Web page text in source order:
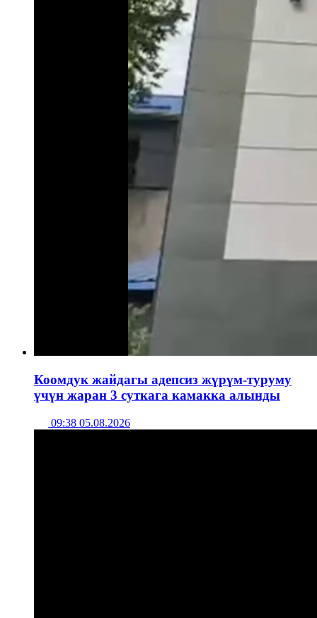
Коомдук жайдагы адепсиз жүрүм-туруму
үчүн жаран 3 суткага камакка алынды
09:38 05.08.2026